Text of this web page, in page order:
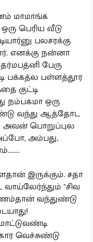
மாமாங்க
பெரிய வீடு
பலசரக்கு
எனக்கு நன்னா
பேரு
பக்கத்ல பள்ளத்தூர
குட்டி
நம்பகமா ஒரு
வந்து ஆத்தோட
அவன் பொறுப்புல
அப்போ, அம்பது,
இருக்கும். சதா
"சிவ
வந்துண்டு
வெச்சுண்டு